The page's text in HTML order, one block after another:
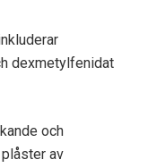
dexmetylfenidat
och
plåster av